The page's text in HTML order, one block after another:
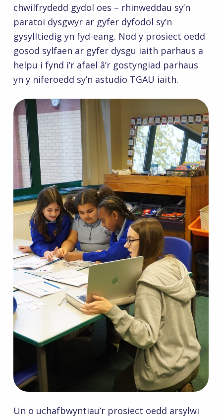
chwilfrydedd gydol oes – rhinweddau sy’n
paratoi dysgwyr ar gyfer dyfodol sy’n
gysylltiedig yn fyd-eang. Nod y prosiect oedd
gosod sylfaen ar gyfer dysgu iaith parhaus a
helpu i fynd i’r afael â’r gostyngiad parhaus
yn y niferoedd sy’n astudio TGAU iaith.
Un o uchafbwyntiau’r prosiect oedd arsylwi